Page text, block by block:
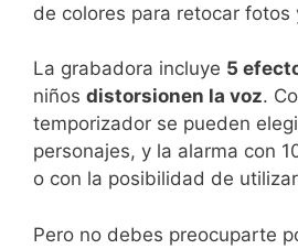
de colores para retocar fotos
La grabadora incluye 5
niños distorsionen la voz.
temporizador se pueden
personajes, y la alarma con
o con la posibilidad de
Pero no debes preocuparte